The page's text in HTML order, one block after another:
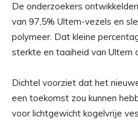
De onderzoekers
van 97,5% Ultem-vezels en
polymeer. Dat kleine
sterkte en taaiheid van Ultem
Dichtel voorziet dat het
een toekomst zou kunnen
voor lichtgewicht kogelvrije